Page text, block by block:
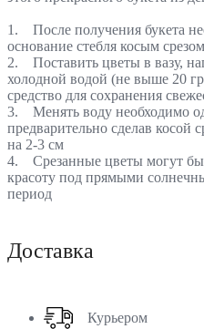
1. После получения букета
основание стебля косым срезом
2. Поставить цветы в вазу,
холодной водой (не выше 20
средство для сохранения
3. Менять воду необходимо
предварительно сделав косой
на 2-3 см
4. Срезанные цветы могут
красоту под прямыми
период
Доставка
Курьером